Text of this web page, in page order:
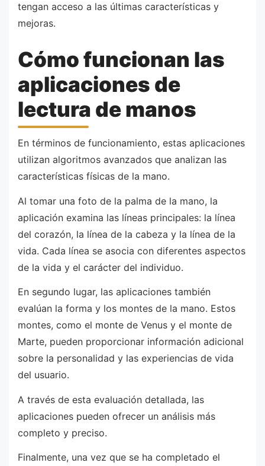
tengan acceso a las últimas características y
mejoras.
Cómo funcionan las
aplicaciones de
lectura de manos
En términos de funcionamiento, estas aplicaciones
utilizan algoritmos avanzados que analizan las
características físicas de la mano.
Al tomar una foto de la palma de la mano, la
aplicación examina las líneas principales: la línea
del corazón, la línea de la cabeza y la línea de la
vida. Cada línea se asocia con diferentes aspectos
de la vida y el carácter del individuo.
En segundo lugar, las aplicaciones también
evalúan la forma y los montes de la mano. Estos
montes, como el monte de Venus y el monte de
Marte, pueden proporcionar información adicional
sobre la personalidad y las experiencias de vida
del usuario.
A través de esta evaluación detallada, las
aplicaciones pueden ofrecer un análisis más
completo y preciso.
Finalmente, una vez que se ha completado el